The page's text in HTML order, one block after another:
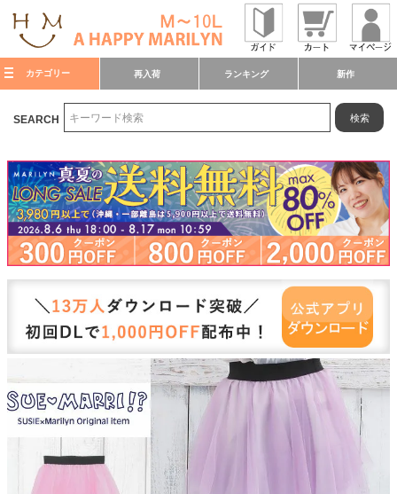
カテゴリー 再入荷 ランキング 新作
SEARCH 検索